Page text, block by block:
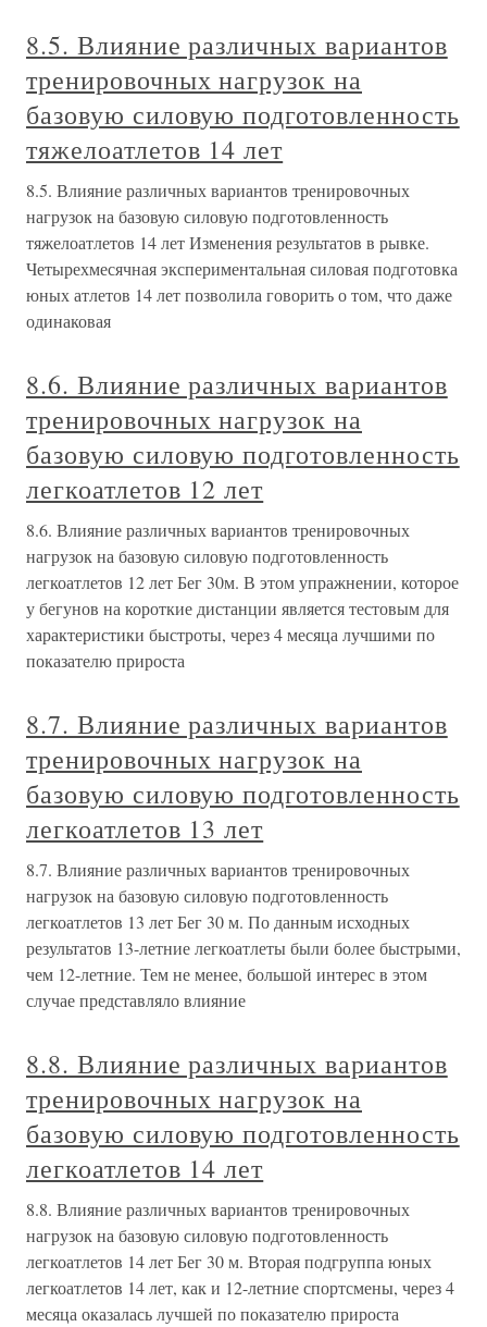
8.5. Влияние различных вариантов
тренировочных нагрузок на
базовую силовую подготовленность
тяжелоатлетов 14 лет
8.5. Влияние различных вариантов тренировочных
нагрузок на базовую силовую подготовленность
тяжелоатлетов 14 лет Изменения результатов в рывке.
Четырехмесячная экспериментальная силовая подготовка
юных атлетов 14 лет позволила говорить о том, что даже
одинаковая
8.6. Влияние различных вариантов
тренировочных нагрузок на
базовую силовую подготовленность
легкоатлетов 12 лет
8.6. Влияние различных вариантов тренировочных
нагрузок на базовую силовую подготовленность
легкоатлетов 12 лет Бег 30м. В этом упражнении, которое
у бегунов на короткие дистанции является тестовым для
характеристики быстроты, через 4 месяца лучшими по
показателю прироста
8.7. Влияние различных вариантов
тренировочных нагрузок на
базовую силовую подготовленность
легкоатлетов 13 лет
8.7. Влияние различных вариантов тренировочных
нагрузок на базовую силовую подготовленность
легкоатлетов 13 лет Бег 30 м. По данным исходных
результатов 13-летние легкоатлеты были более быстрыми,
чем 12-летние. Тем не менее, большой интерес в этом
случае представляло влияние
8.8. Влияние различных вариантов
тренировочных нагрузок на
базовую силовую подготовленность
легкоатлетов 14 лет
8.8. Влияние различных вариантов тренировочных
нагрузок на базовую силовую подготовленность
легкоатлетов 14 лет Бег 30 м. Вторая подгруппа юных
легкоатлетов 14 лет, как и 12-летние спортсмены, через 4
месяца оказалась лучшей по показателю прироста